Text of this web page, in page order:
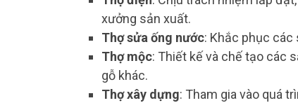
xưởng sản xuất.
Thợ sửa ống nước: Khắc phục
Thợ mộc: Thiết kế và chế tạo các
gỗ khác.
Thợ xây dựng: Tham gia vào quá